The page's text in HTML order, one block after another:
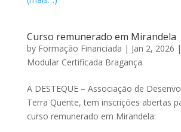
Curso remunerado em Mirandela
by Formação Financiada | Jan 2, 2026 |
Modular Certificada Bragança
A DESTEQUE – Associação de
Terra Quente, tem inscrições abertas
curso remunerado em Mirandela: